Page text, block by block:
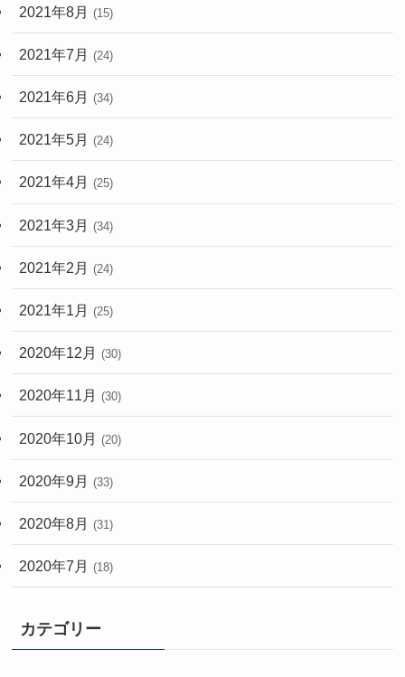
2021年8月 (15)
2021年7月 (24)
2021年6月 (34)
2021年5月 (24)
2021年4月 (25)
2021年3月 (34)
2021年2月 (24)
2021年1月 (25)
2020年12月 (30)
2020年11月 (30)
2020年10月 (20)
2020年9月 (33)
2020年8月 (31)
2020年7月 (18)
カテゴリー